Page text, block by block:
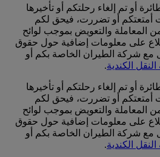
أو تم إلغاء رحلتكم أو تأخيرها
أمتعتكم أو تضررت، فيحق لكم
المعاملة والتعويض بموجب لوائح
على معلومات إضافية حول حقوق
مع شركة الطيران الخاصة بكم أو
الكندية.
أو تم إلغاء رحلتكم أو تأخيرها
أمتعتكم أو تضررت، فيحق لكم
المعاملة والتعويض بموجب لوائح
على معلومات إضافية حول حقوق
مع شركة الطيران الخاصة بكم أو
الكندية.